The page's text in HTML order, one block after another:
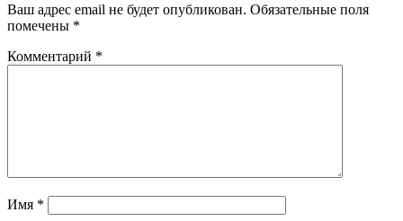
Ваш адрес email не будет опубликован. Обязательные поля
помечены *
Комментарий *
Имя *